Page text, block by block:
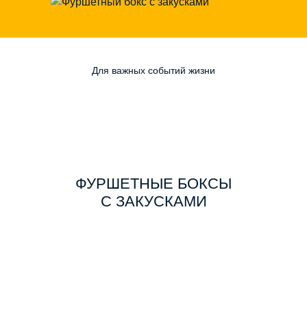
Для важных событий жизни
ФУРШЕТНЫЕ БОКСЫ
С ЗАКУСКАМИ